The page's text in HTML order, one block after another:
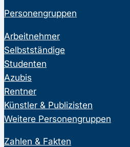
Personengruppen
Arbeitnehmer
Selbstständige
Studenten
Azubis
Rentner
Künstler & Publizisten
Weitere Personengruppen
Zahlen & Fakten